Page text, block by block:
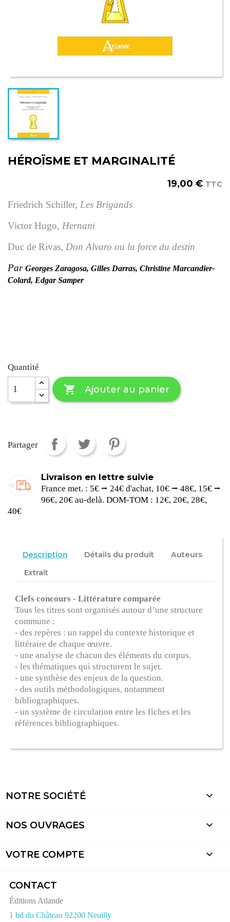
HÉROÏSME ET MARGINALITÉ
19,00 € TTC
Friedrich Schiller, Les Brigands
Victor Hugo, Hernani
Duc de Rivas, Don Alvaro ou la force du destin
Par Georges Zaragosa, Gilles Darras, Christine Marcandier-
Colard, Edgar Samper
Quantité
 Ajouter au panier
Partager
Livraison en lettre suivie
France met. : 5€ ⭢ 24€ d'achat, 10€ ⭢ 48€, 15€ ⭢
96€, 20€ au-delà. DOM-TOM : 12€, 20€, 28€,
40€
Description Détails du produit
Auteurs
Extrait
Clefs concours - Littérature comparée
Tous les titres sont organisés autour d’une structure
commune :
- des repères : un rappel du contexte historique et
littéraire de chaque œuvre.
- une analyse de chacun des éléments du corpus.
- les thématiques qui structurent le sujet.
- une synthèse des enjeux de la question.
- des outils méthodologiques, notamment
bibliographiques.
- un système de circulation entre les fiches et les
références bibliographiques.
NOTRE SOCIÉTÉ 
NOS OUVRAGES 
VOTRE COMPTE 
CONTACT
Éditions Atlande
1 bd du Château 92200 Neuilly